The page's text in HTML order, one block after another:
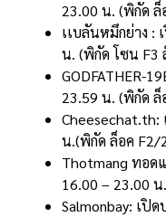
23.00 น. (พิกัด ล็
เเบลันหมึกย่าง :
น. (พิกัด โซน F3
GODFATHER-
23.59 น. (พิกัด ล็
Cheesechat.th:
น.(พิกัด ล็อค F2/
Thotmang ทอด
16.00 – 23.00
Salmonbay: เปิด